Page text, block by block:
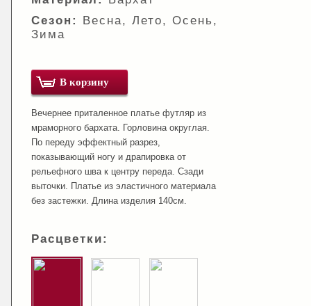
Сезон:
Весна, Лето, Осень,
Зима
В корзину
Вечернее приталенное платье футляр из
мраморного бархата. Горловина округлая.
По переду эффектный разрез,
показывающий ногу и драпировка от
рельефного шва к центру переда. Сзади
выточки. Платье из эластичного материала
без застежки. Длина изделия 140см.
Расцветки: